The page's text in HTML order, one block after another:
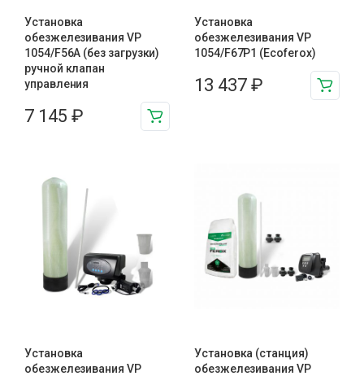
Установка
обезжелезивания VP
1054/F56A (без загрузки)
ручной клапан
управления
7 145 ₽
Установка
обезжелезивания VP
1054/F67P1 (Ecoferox)
13 437 ₽
Установка
обезжелезивания VP
Установка (станция)
обезжелезивания VP